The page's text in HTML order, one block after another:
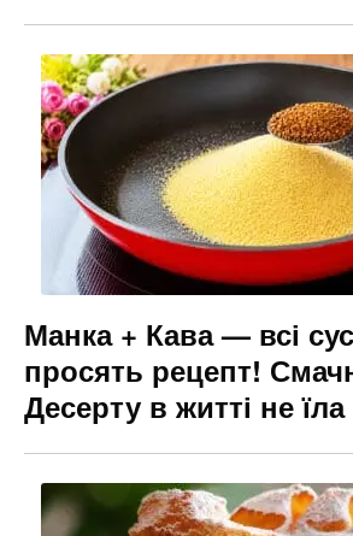
Манка + Кава — всі
просять рецепт!
Десерту в житті не їла